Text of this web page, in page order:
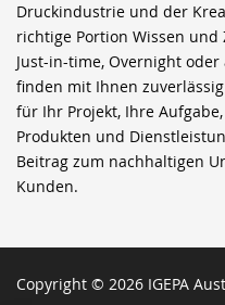
Druckindustrie und der
richtige Portion Wissen
Just-in-time, Overnight
finden mit Ihnen
für Ihr Projekt, Ihre
Produkten und
Beitrag zum nachhaltigen
Kunden.
Copyright © 2026 IGEPA